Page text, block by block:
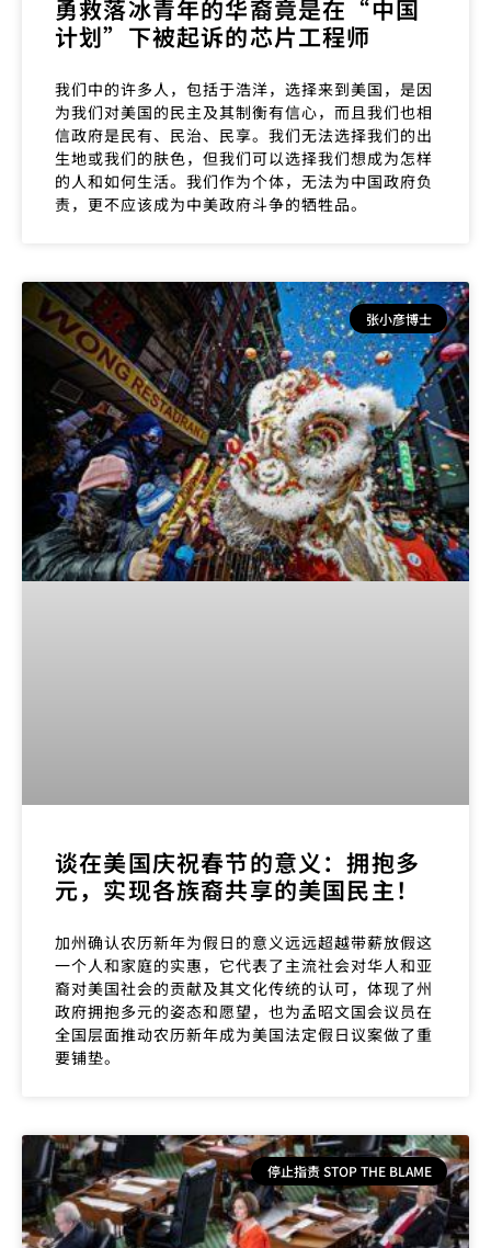
勇救落冰青年的华裔竟是在“中国
计划”下被起诉的芯片工程师
我们中的许多人，包括于浩洋，选择来到美国，是因
为我们对美国的民主及其制衡有信心，而且我们也相
信政府是民有、民治、民享。我们无法选择我们的出
生地或我们的肤色，但我们可以选择我们想成为怎样
的人和如何生活。我们作为个体，无法为中国政府负
责，更不应该成为中美政府斗争的牺牲品。
张小彦博士
谈在美国庆祝春节的意义：拥抱多
元，实现各族裔共享的美国民主！
加州确认农历新年为假日的意义远远超越带薪放假这
一个人和家庭的实惠，它代表了主流社会对华人和亚
裔对美国社会的贡献及其文化传统的认可，体现了州
政府拥抱多元的姿态和愿望，也为孟昭文国会议员在
全国层面推动农历新年成为美国法定假日议案做了重
要铺垫。
停止指责 STOP THE BLAME